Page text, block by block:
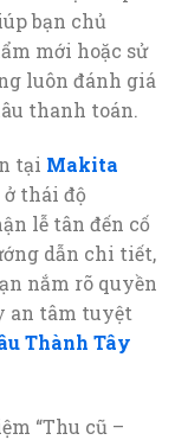
bạn chủ
mới hoặc sử
luôn đánh giá
thanh toán.
tại Makita
thái độ
lễ tân đến cố
dẫn chi tiết,
nắm rõ quyền
an tâm tuyệt
Thành Tây
“Thu cũ –